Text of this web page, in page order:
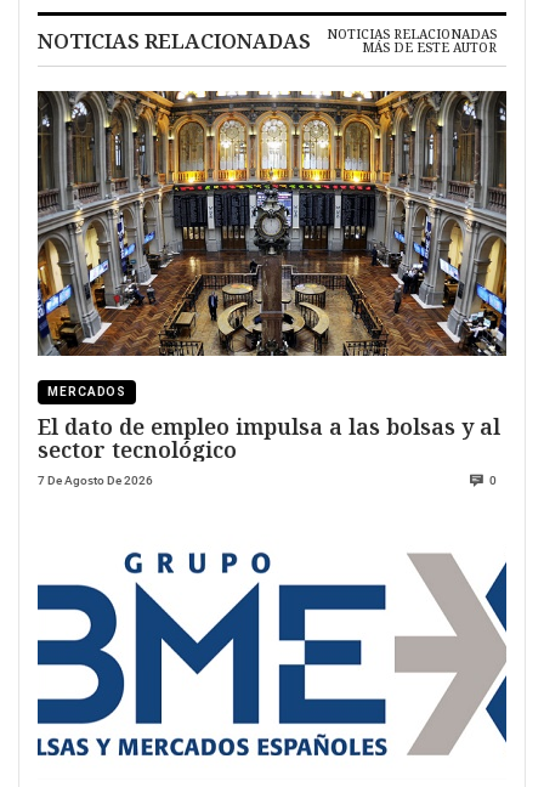
NOTICIAS RELACIONADAS NOTICIAS RELACIONADAS
MÁS DE ESTE AUTOR
MERCADOS
El dato de empleo impulsa a las bolsas y al
sector tecnológico
7 De Agosto De 2026 0